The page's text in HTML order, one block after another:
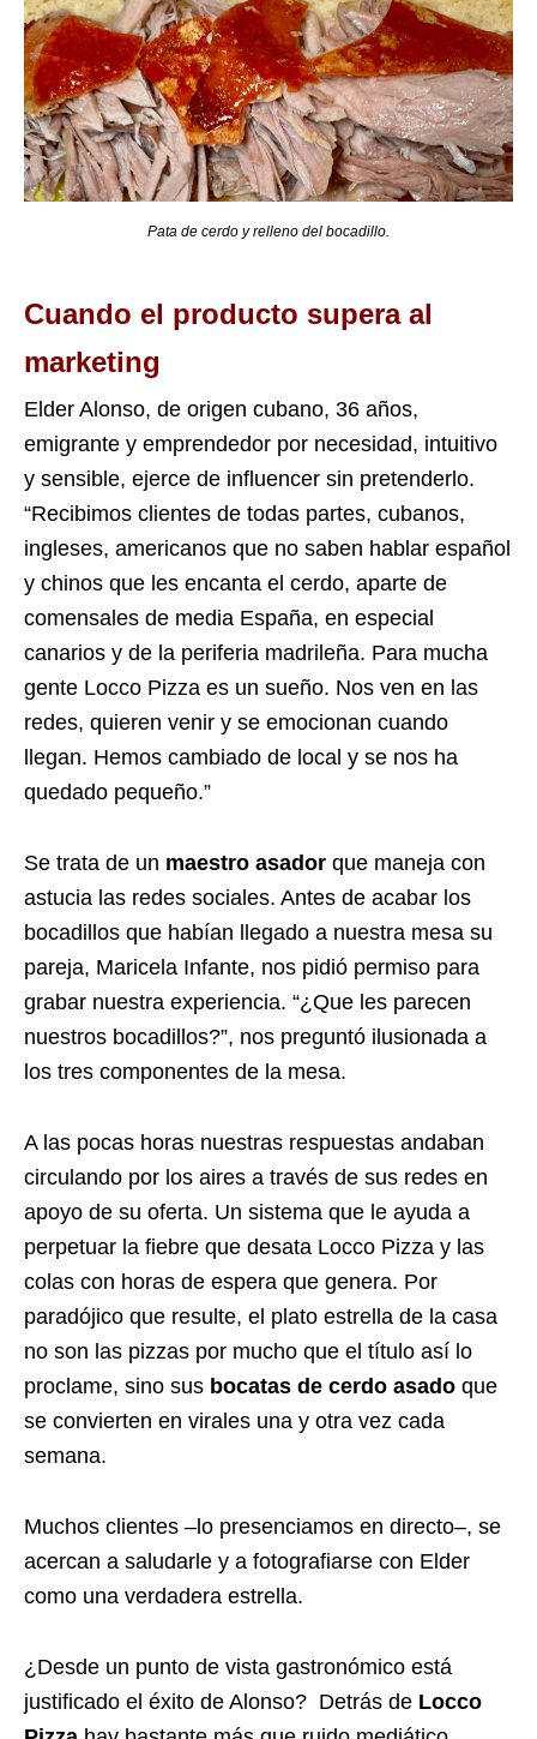
Pata de cerdo y relleno del bocadillo.
Cuando el producto supera al
marketing
Elder Alonso, de origen cubano, 36 años,
emigrante y emprendedor por necesidad, intuitivo
y sensible, ejerce de influencer sin pretenderlo.
“Recibimos clientes de todas partes, cubanos,
ingleses, americanos que no saben hablar español
y chinos que les encanta el cerdo, aparte de
comensales de media España, en especial
canarios y de la periferia madrileña. Para mucha
gente Locco Pizza es un sueño. Nos ven en las
redes, quieren venir y se emocionan cuando
llegan. Hemos cambiado de local y se nos ha
quedado pequeño.”
Se trata de un maestro asador que maneja con
astucia las redes sociales. Antes de acabar los
bocadillos que habían llegado a nuestra mesa su
pareja, Maricela Infante, nos pidió permiso para
grabar nuestra experiencia. “¿Que les parecen
nuestros bocadillos?”, nos preguntó ilusionada a
los tres componentes de la mesa.
A las pocas horas nuestras respuestas andaban
circulando por los aires a través de sus redes en
apoyo de su oferta. Un sistema que le ayuda a
perpetuar la fiebre que desata Locco Pizza y las
colas con horas de espera que genera. Por
paradójico que resulte, el plato estrella de la casa
no son las pizzas por mucho que el título así lo
proclame, sino sus bocatas de cerdo asado que
se convierten en virales una y otra vez cada
semana.
Muchos clientes –lo presenciamos en directo–, se
acercan a saludarle y a fotografiarse con Elder
como una verdadera estrella.
¿Desde un punto de vista gastronómico está
justificado el éxito de Alonso? Detrás de Locco